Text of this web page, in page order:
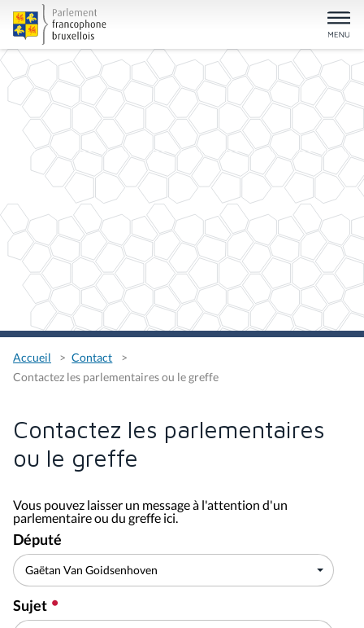
Accueil
Contact
Contactez les parlementaires ou le greffe
Contactez les parlementaires
ou le greffe
Vous pouvez laisser un message à l'attention d'un
parlementaire ou du greffe ici.
Député
Sujet